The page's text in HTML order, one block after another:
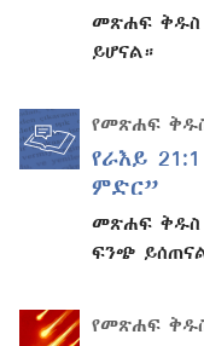
መጽሐፍ ቅዱስ
ይሆናል።
የመጽሐፍ
የራእይ
ምድር”
መጽሐፍ ቅዱስ
ፍንጭ
የመጽሐፍ